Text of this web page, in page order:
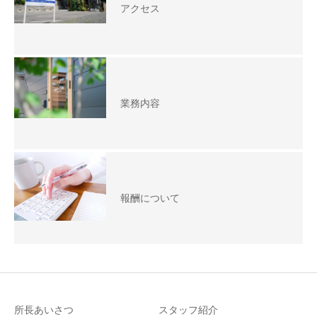
アクセス
業務内容
報酬について
所長あいさつ スタッフ紹介